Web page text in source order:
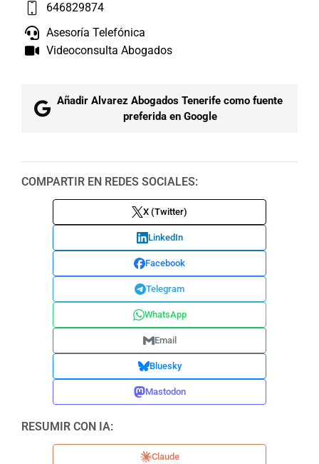
646829874
Asesoría Telefónica
Videoconsulta Abogados
Añadir Alvarez Abogados Tenerife como fuente
preferida en Google
COMPARTIR EN REDES SOCIALES:
X (Twitter)
LinkedIn
Facebook
Telegram
WhatsApp
Email
Bluesky
Mastodon
RESUMIR CON IA:
Claude